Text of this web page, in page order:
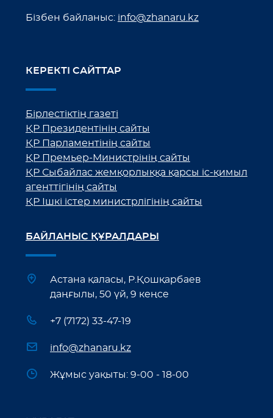
Бізбен байланыс: info@zhanaru.kz
КЕРЕКТІ САЙТТАР
Бірлестіктің газеті
ҚР Президентінің сайты
ҚР Парламентінің сайты
ҚР Премьер-Министрінің сайты
ҚР Сыбайлас жемқорлыққа қарсы іс-қимыл
агенттігінің сайты
ҚР Ішкі істер министрлігінің сайты
БАЙЛАНЫС ҚҰРАЛДАРЫ
Астана қаласы, Р.Қошқарбаев
даңғылы, 50 үй, 9 кеңсе
+7 (7172) 33-47-19
info@zhanaru.kz
Жұмыс уақыты: 9-00 - 18-00